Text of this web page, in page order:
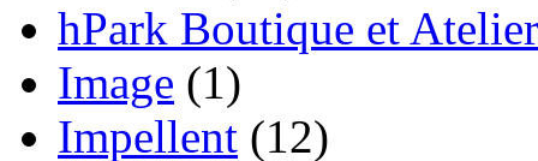
hPark Boutique et Atelier
Image (1)
Impellent (12)